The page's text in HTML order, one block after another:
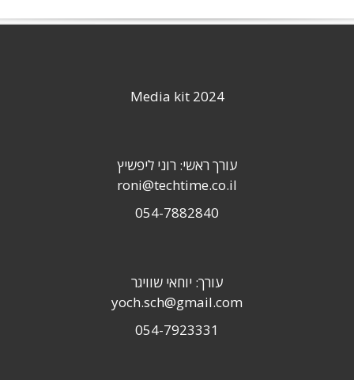
Media kit 2024
עורך ראשי: רוני ליפשיץ
roni@techtime.co.il
054-7882840
עורך: יוחאי שוויגר
yoch.sch@gmail.com
054-7923331